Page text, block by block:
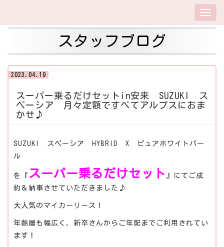
スタッフブログ
2023.04.19
スーパー乗るだけセットin安来 SUZUKI ス
ペーシア 月々定額ですべてアルプスにおま
かせ♪
SUZUKI スペーシア HYBRID X ピュアホワイトパー
ル
を『 スーパー乗るだけセット 』にてご成
約＆納車させていただきました♪
大人気のマイカーリース！
年齢層も幅広く、新卒さんからご年配までご利用されてい
ます！